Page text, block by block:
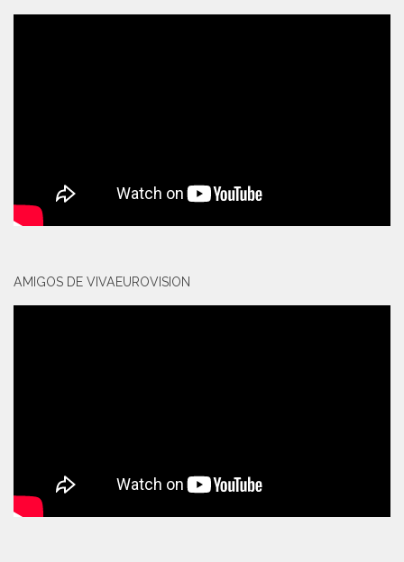
AMIGOS DE VIVAEUROVISION